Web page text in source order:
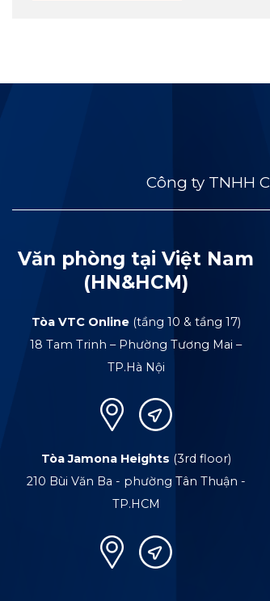
Công ty TNHH
Văn phòng tại Việt Nam
(HN&HCM)
Tòa VTC Online(tầng 10 & tầng 17)
18 Tam Trinh – Phường Tương Mai –
TP.Hà Nội
Tòa Jamona Heights (3rd floor)
210 Bùi Văn Ba - phường Tân Thuận -
TP.HCM